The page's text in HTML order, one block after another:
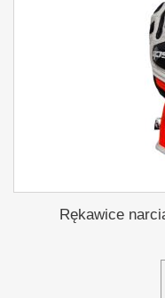
Rękawice